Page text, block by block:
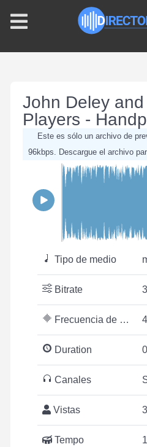
John Deley
Players -
Este es sólo un archivo de
96kbps. Descargue el archivo
Tipo de medio
Bitrate
Frecuencia de muestreo
Duration
Canales
Vistas
Tempo